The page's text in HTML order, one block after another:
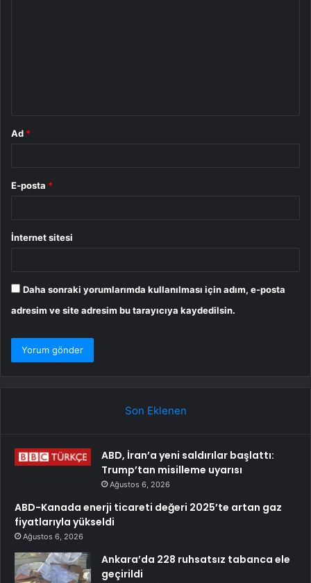
Ad *
E-posta *
İnternet sitesi
Daha sonraki yorumlarımda kullanılması için adım, e-posta
adresim ve site adresim bu tarayıcıya kaydedilsin.
Son Eklenen
ABD, İran’a yeni saldırılar başlattı:
Trump’tan misilleme uyarısı
Ağustos 6, 2026
ABD-Kanada enerji ticareti değeri 2025’te artan gaz
fiyatlarıyla yükseldi
Ağustos 6, 2026
Ankara’da 228 ruhsatsız tabanca ele
geçirildi